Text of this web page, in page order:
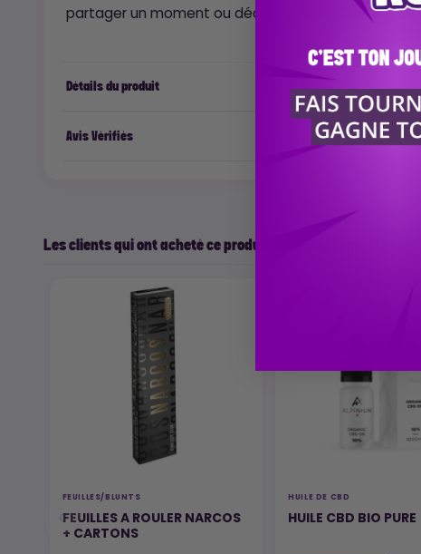
partager un moment ou découvrir le
sans
Détails du produit
Avis Vérifiés
Les clients qui ont acheté ce produit ont également acheté :
FEUILLES/BLUNTS
FEUILLES A ROULER NARCOS
+ CARTONS
HUILE DE CBD
HUILE CBD BIO PURE